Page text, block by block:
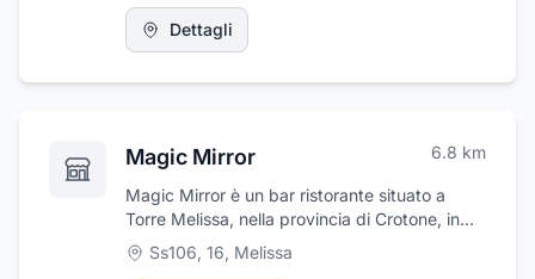
d'interpretare con un taglio particolare,
spontaneo, regalando pezzi unici mai
Dettagli
Magic Mirror 6.8 km
Magic Mirror è un bar ristorante situato a
Torre Melissa, nella provincia di Crotone, in
Strada Statale 106 Jonica nr. 16. Questo
locale offre una vasta gamma di specialità
Ss106, 16, Melissa